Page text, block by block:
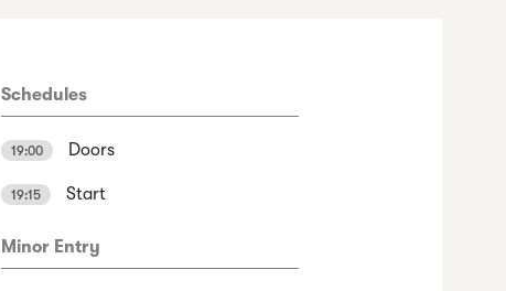
Schedules
19:00 Doors
19:15 Start
Minor Entry